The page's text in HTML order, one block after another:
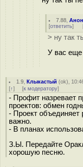
7.88 ,
[ответить]
> ну так
У вас еще
1.9 ,Клыкастый (ok),
[↑] [к модератору]
- Профит назревает
проектов: обмен
- Проект объединяет
важно.
- В планах
З.Ы. Передайте
хорошую песню.